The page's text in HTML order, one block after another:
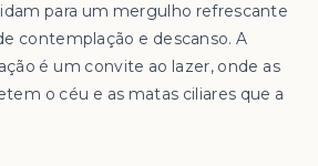
para um mergulho refrescante
contemplação e descanso. A
é um convite ao lazer, onde as
o céu e as matas ciliares que a